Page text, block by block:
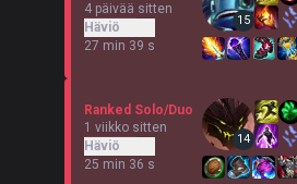
4 päivää sitten
Häviö
27 min 39 s
15
Ranked Solo/Duo
1 viikko sitten
Häviö
25 min 36 s
14